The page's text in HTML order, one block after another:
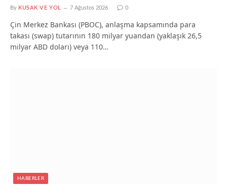
By KUSAK VE YOL 7 Ağustos 2026 0
Çin Merkez Bankası (PBOC), anlaşma kapsamında para
takası (swap) tutarının 180 milyar yuandan (yaklaşık 26,5
milyar ABD doları) veya 110…
HABERLER